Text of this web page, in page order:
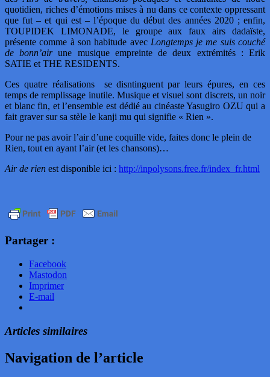
quotidien, riches d’émotions mises à nu dans ce contexte oppressant
que fut – et qui est – l’époque du début des années 2020 ; enfin,
TOUPIDEK LIMONADE, le groupe aux faux airs dadaïste,
présente comme à son habitude avec Longtemps je me suis couché
de bonn’airune musique empreinte de deux extrémités : Erik
SATIE et THE RESIDENTS.
Ces quatre réalisations se disntinguent par leurs épures, en ces
temps de remplissage inutile. Musique et visuel sont discrets, un noir
et blanc fin, et l’ensemble est dédié au cinéaste Yasugiro OZU qui a
fait graver sur sa stèle le kanji mu qui signifie « Rien ».
Pour ne pas avoir l’air d’une coquille vide, faites donc le plein de
Rien, tout en ayant l’air (et les chansons)…
Air de rien est disponible ici : http://inpolysons.free.fr/index_fr.html
Partager :
Facebook
Mastodon
Imprimer
E-mail
Articles similaires
Navigation de l’article